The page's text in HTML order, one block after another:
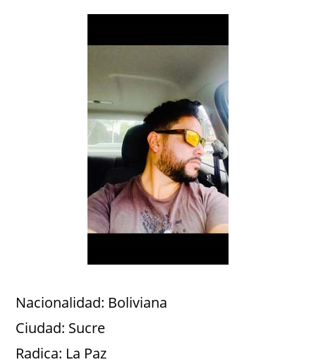
Nacionalidad: Boliviana
Ciudad: Sucre
Radica: La Paz